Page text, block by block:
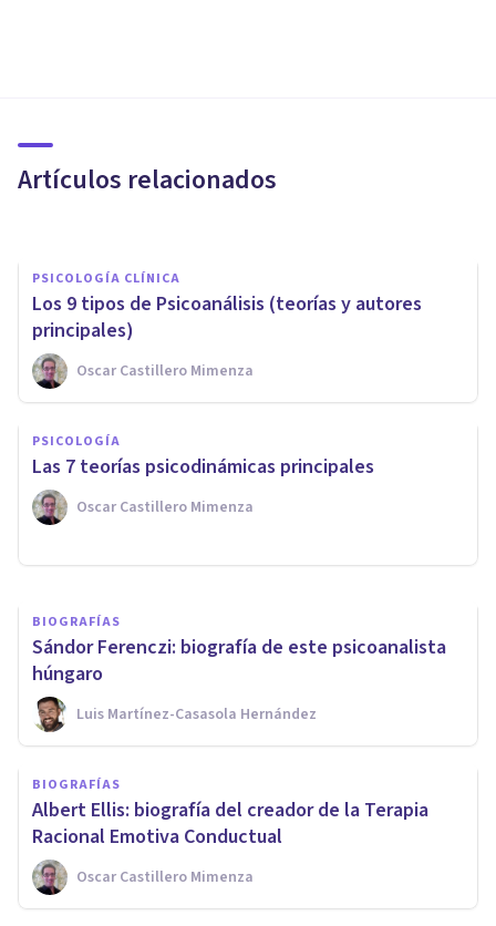
Artículos relacionados
de este psicoanalista
PSICOLOGÍA CLÍNICA
Los 9 t​ipos de Psicoanálisis (teorías y autores
principales)
Oscar Castillero Mimenza
PSICOLOGÍA
Las 7 teorías psicodinámicas principales
Oscar Castillero Mimenza
Sigmund Freud: biografía y
obra del célebre psicoanalista
BIOGRAFÍAS
Sándor Ferenczi: biografía de este psicoanalista
húngaro
Luis Martínez-Casasola Hernández
BIOGRAFÍAS
Albert Ellis: biografía del creador de la Terapia
Racional Emotiva Conductual
Oscar Castillero Mimenza